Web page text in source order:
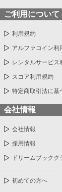
ご利用について
利用規約
アルファコイン利
レンタルサービス
スコア利用規約
特定商取引法に基
会社情報
会社情報
採用情報
ドリームブックク
初めての方へ